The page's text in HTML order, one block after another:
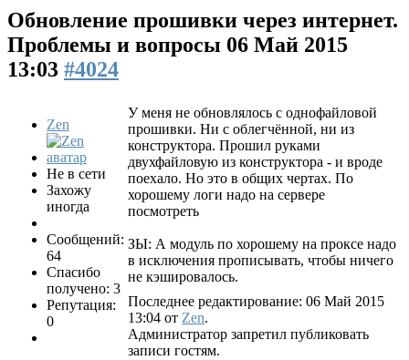
Обновление прошивки через интернет.
Проблемы и вопросы 06 Май 2015
13:03 #4024
Zen
Не в сети
Захожу
иногда
Сообщений:
64
Спасибо
получено: 3
Репутация:
0
У меня не обновлялось с однофайловой
прошивки. Ни с облегчённой, ни из
конструктора. Прошил руками
двухфайловую из конструктора - и вроде
поехало. Но это в общих чертах. По
хорошему логи надо на сервере
посмотреть
ЗЫ: А модуль по хорошему на проксе надо
в исключения прописывать, чтобы ничего
не кэшировалось.
Последнее редактирование: 06 Май 2015
13:04 от Zen.
Администратор запретил публиковать
записи гостям.